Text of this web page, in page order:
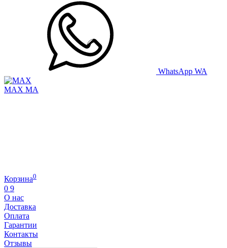
WhatsApp WA
MAX MA
Корзина0
0 9
О нас
Доставка
Оплата
Гарантии
Контакты
Отзывы